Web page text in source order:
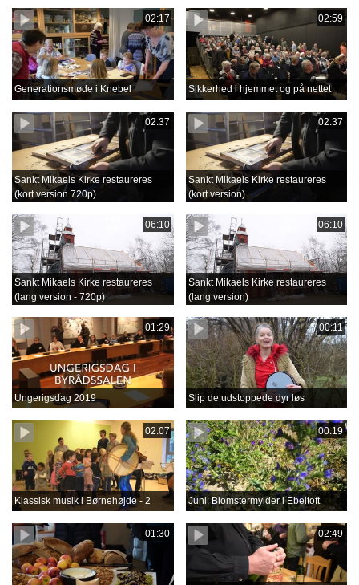
02:17
Generationsmøde i Knebel
02:59
Sikkerhed i hjemmet og på nettet
02:37
Sankt Mikaels Kirke restaureres
(kort version 720p)
02:37
Sankt Mikaels Kirke restaureres
(kort version)
06:10
Sankt Mikaels Kirke restaureres
(lang version - 720p)
06:10
Sankt Mikaels Kirke restaureres
(lang version)
01:29
Ungerigsdag 2019
00:11
Slip de udstoppede dyr løs
02:07
Klassisk musik i Børnehøjde - 2
00:19
Juni: Blomstermylder i Ebeltoft
01:30 02:49